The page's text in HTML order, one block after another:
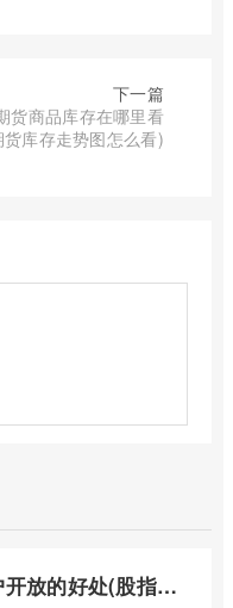
下一篇
货商品库存在哪里看
货库存走势图怎么看)
股指期货向散户开放的好处(股指期货对利空信息更加敏感吗)